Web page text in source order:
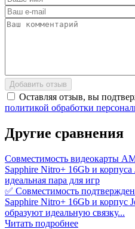
Добавить отзыв
Оставляя отзыв, вы
политикой обработки
Другие сравнения
Совместимость видеокарты
Sapphire Nitro+ 16Gb и
идеальная пара для игр
✅ Совместимость
Sapphire Nitro+ 16Gb и корпус
образуют идеальную связку...
Читать подробнее